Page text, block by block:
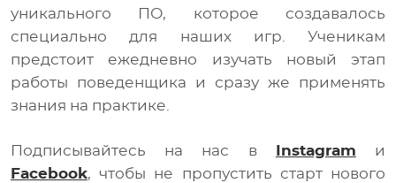
уникального ПО, которое создавалось
специально для наших игр. Ученикам
предстоит ежедневно изучать новый этап
работы поведенщика и сразу же применять
знания на практике.
Подписывайтесь на нас в Instagram и
Facebook, чтобы не пропустить старт нового